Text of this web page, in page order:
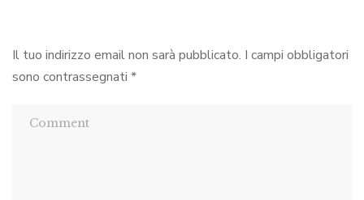
Il tuo indirizzo email non sarà pubblicato. I campi obbligatori
sono contrassegnati *